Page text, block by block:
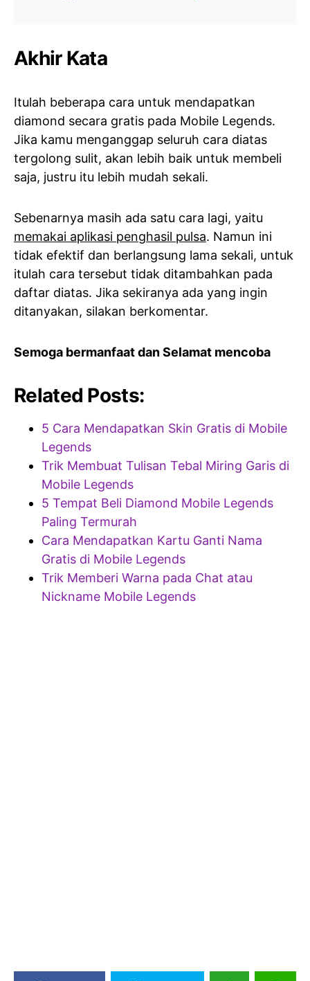
Akhir Kata
Itulah beberapa cara untuk mendapatkan
diamond secara gratis pada Mobile Legends.
Jika kamu menganggap seluruh cara diatas
tergolong sulit, akan lebih baik untuk membeli
saja, justru itu lebih mudah sekali.
Sebenarnya masih ada satu cara lagi, yaitu
memakai aplikasi penghasil pulsa. Namun ini
tidak efektif dan berlangsung lama sekali, untuk
itulah cara tersebut tidak ditambahkan pada
daftar diatas. Jika sekiranya ada yang ingin
ditanyakan, silakan berkomentar.
Semoga bermanfaat dan Selamat mencoba
Related Posts:
5 Cara Mendapatkan Skin Gratis di Mobile
Legends
Trik Membuat Tulisan Tebal Miring Garis di
Mobile Legends
5 Tempat Beli Diamond Mobile Legends
Paling Termurah
Cara Mendapatkan Kartu Ganti Nama
Gratis di Mobile Legends
Trik Memberi Warna pada Chat atau
Nickname Mobile Legends